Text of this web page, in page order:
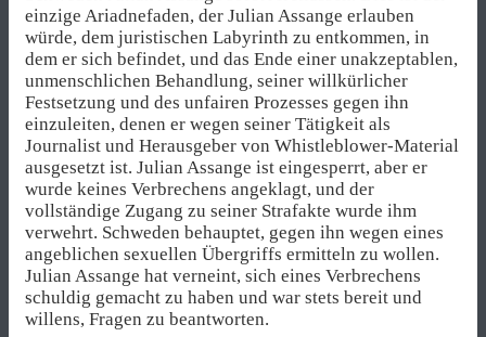
einzige Ariadnefaden, der Julian Assange erlauben
würde, dem juristischen Labyrinth zu entkommen, in
dem er sich befindet, und das Ende einer unakzeptablen,
unmenschlichen Behandlung, seiner willkürlicher
Festsetzung und des unfairen Prozesses gegen ihn
einzuleiten, denen er wegen seiner Tätigkeit als
Journalist und Herausgeber von Whistleblower-Material
ausgesetzt ist. Julian Assange ist eingesperrt, aber er
wurde keines Verbrechens angeklagt, und der
vollständige Zugang zu seiner Strafakte wurde ihm
verwehrt. Schweden behauptet, gegen ihn wegen eines
angeblichen sexuellen Übergriffs ermitteln zu wollen.
Julian Assange hat verneint, sich eines Verbrechens
schuldig gemacht zu haben und war stets bereit und
willens, Fragen zu beantworten.